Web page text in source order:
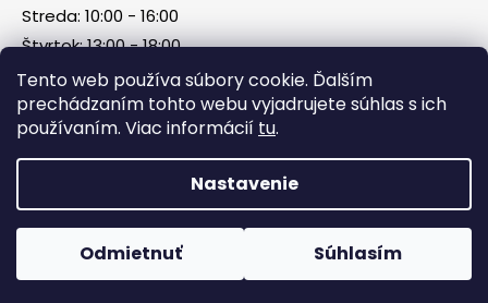
Tento web používa súbory cookie. Ďalším
prechádzaním tohto webu vyjadrujete súhlas s ich
používaním. Viac informácií tu.
Nastavenie
Odmietnuť Súhlasím
Streda: 10:00 - 16:00
Štvrtok: 13:00 - 18:00
Piatok, sobota, nedeľa: zatvorené
Vytvoril Shoptet
Všetky práva vyhradené.
Messenger